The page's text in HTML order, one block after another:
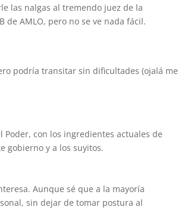
las nalgas al tremendo juez de la
AMLO, pero no se ve nada fácil.
podría transitar sin dificultades (ojalá me
con los ingredientes actuales de
gobierno y a los suyitos.
Aunque sé que a la mayoría
sin dejar de tomar postura al